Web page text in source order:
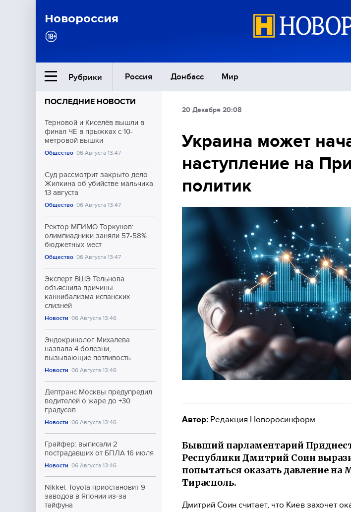
Новороссия
Рубрики Россия Донбасс Мир
Ближний Восток
Общество
Экономика
Культура
ПОСЛЕДНИЕ НОВОСТИ
Терновой и Киселёв вышли в
финал ЧЕ в прыжках с 10-
метровой вышки
Общество 06 Августа 13:47
Суд рассмотрит закрыто дело
Жилкина об убийстве мальчика
13 августа
Общество 06 Августа 13:47
Ректор МГИМО Торкунов:
олимпиадники заняли 57-58%
бюджетных мест
Общество 06 Августа 13:47
Эксперт ВШЭ Тельнова
объяснила причины
каннибализма испанских
слизней
Новости 06 Августа 13:46
Эндокринолог Михалева
назвала 4 болезни,
вызывающие потливость
Новости 06 Августа 13:46
Дептранс Москвы предупредил
водителей о жаре до +30
градусов
Новости 06 Августа 13:46
Грайфер: выписали 2
пострадавших от БПЛА 16 июля
Новости 06 Августа 13:46
Nikkei: Toyota приостановит 9
заводов в Японии из-за
тайфуна
20 Декабря 20:08
Украина может
наступление на
политик
Автор: Редакция Новоросинформ
Бывший парламентарий
Республики Дмитрий Соин
попытаться оказать давление на
Тирасполь.
Дмитрий Соин считает, что Киев захочет